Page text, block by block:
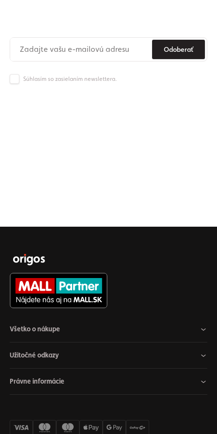
Odoberať
Súhlasím so zasielaním newslettera.
Všetko o nákupe
Užitočné odkazy
Právne informácie